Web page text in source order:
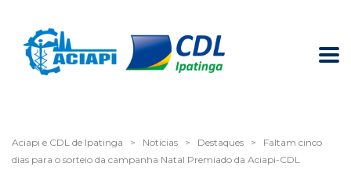
Aciapi e CDL de Ipatinga > Notícias > Destaques >
Faltam cinco
dias para o sorteio da campanha Natal Premiado da Aciapi-CDL